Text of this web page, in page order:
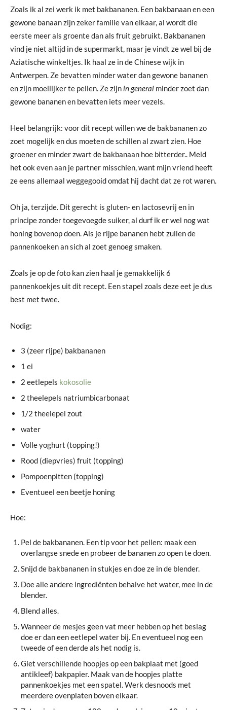
Zoals ik al zei werk ik met bakbananen. Een bakbanaan en een
gewone banaan zijn zeker familie van elkaar, al wordt die
eerste meer als groente dan als fruit gebruikt. Bakbananen
vind je niet altijd in de supermarkt, maar je vindt ze wel bij de
Aziatische winkeltjes. Ik haal ze in de Chinese wijk in
Antwerpen. Ze bevatten minder water dan gewone bananen
en zijn moeilijker te pellen. Ze zijnin general minder zoet dan
gewone bananen en bevatten iets meer vezels.
Heel belangrijk: voor dit recept willen we de bakbananen zo
zoet mogelijk en dus moeten de schillen al zwart zien. Hoe
groener en minder zwart de bakbanaan hoe bitterder.. Meld
het ook even aan je partner misschien, want mijn vriend heeft
ze eens allemaal weggegooid omdat hij dacht dat ze rot waren.
Oh ja, terzijde. Dit gerecht is gluten- en lactosevrij en in
principe zonder toegevoegde suiker, al durf ik er wel nog wat
honing bovenop doen. Als je rijpe bananen hebt zullen de
pannenkoeken an sich al zoet genoeg smaken.
Zoals je op de foto kan zien haal je gemakkelijk 6
pannenkoekjes uit dit recept. Een stapel zoals deze eet je dus
best met twee.
Nodig:
3 (zeer rijpe) bakbananen
1 ei
2 eetlepels kokosolie
2 theelepels natriumbicarbonaat
1/2 theelepel zout
water
Volle yoghurt (topping!)
Rood (diepvries) fruit (topping)
Pompoenpitten (topping)
Eventueel een beetje honing
Hoe:
Pel de bakbananen. Een tip voor het pellen: maak een
overlangse snede en probeer de bananen zo open te doen.
Snijd de bakbananen in stukjes en doe ze in de blender.
Doe alle andere ingrediënten behalve het water, mee in de
blender.
Blend alles.
Wanneer de mesjes geen vat meer hebben op het beslag
doe er dan een eetlepel water bij. En eventueel nog een
tweede of een derde als het nodig is.
Giet verschillende hoopjes op een bakplaat met (goed
antikleef) bakpapier. Maak van de hoopjes platte
pannenkoekjes met een spatel. Werk desnoods met
meerdere ovenplaten boven elkaar.